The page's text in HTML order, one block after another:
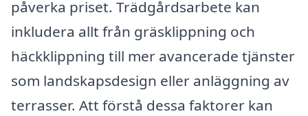
påverka priset. Trädgårdsarbete kan
inkludera allt från gräsklippning och
häckklippning till mer avancerade tjänster
som landskapsdesign eller anläggning av
terrasser. Att förstå dessa faktorer kan